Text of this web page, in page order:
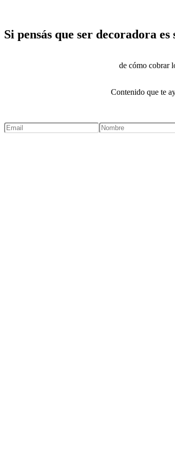
Si pensás que ser decoradora
de cómo cobrar
Contenido que te